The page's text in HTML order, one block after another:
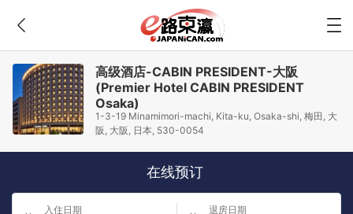
高级酒店-CABIN PRESIDENT-大阪
(Premier Hotel CABIN PRESIDENT
Osaka)
1-3-19 Minamimori-machi, Kita-ku, Osaka-shi, 梅田, 大
阪, 大阪, 日本, 530-0054
在线预订
入住日期 退房日期